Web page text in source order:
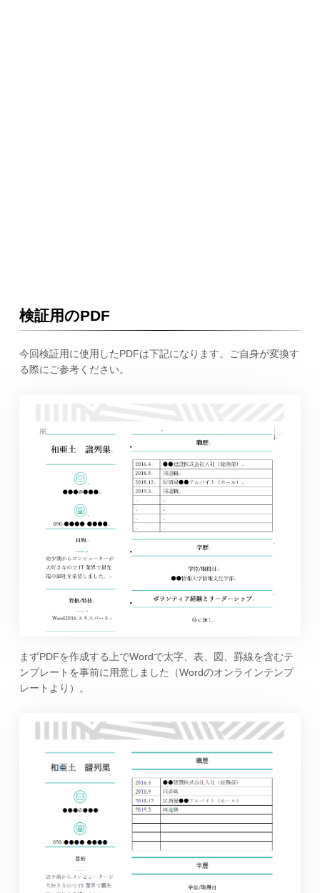
検証用のPDF
今回検証用に使用したPDFは下記になります。ご自身が変換す
る際にご参考ください。
まずPDFを作成する上でWordで太字、表、図、罫線を含むテ
ンプレートを事前に用意しました（Wordのオンラインテンプ
レートより）。